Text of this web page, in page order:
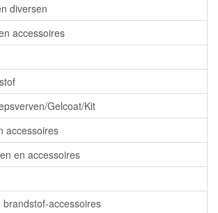
diversen
accessoires
Gelcoat/Kit
accessoires
en accessoires
accessoires